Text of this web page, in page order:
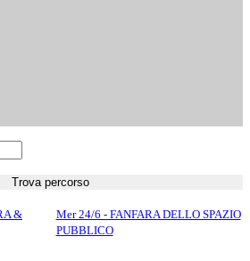
Trova percorso
&
Mer 24/6 - FANFARA DELLO SPAZIO
PUBBLICO